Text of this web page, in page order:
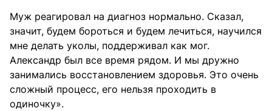
Муж реагировал на диагноз нормально. Сказал,
значит, будем бороться и будем лечиться, научился
мне делать уколы, поддерживал как мог.
Александр был все время рядом. И мы дружно
занимались восстановлением здоровья. Это очень
сложный процесс, его нельзя проходить в
одиночку».